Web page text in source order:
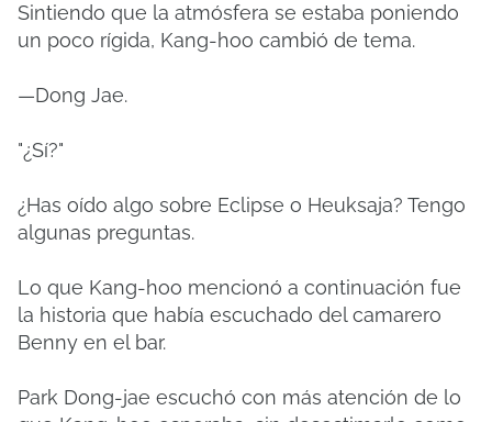
Sintiendo que la atmósfera se estaba poniendo
un poco rígida, Kang-hoo cambió de tema.
—Dong Jae.
"¿Sí?"
¿Has oído algo sobre Eclipse o Heuksaja? Tengo
algunas preguntas.
Lo que Kang-hoo mencionó a continuación fue
la historia que había escuchado del camarero
Benny en el bar.
Park Dong-jae escuchó con más atención de lo